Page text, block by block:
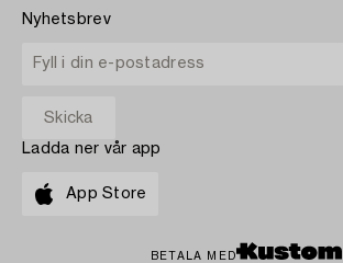
Nyhetsbrev
Ladda ner vår app
App Store
BETALA MED